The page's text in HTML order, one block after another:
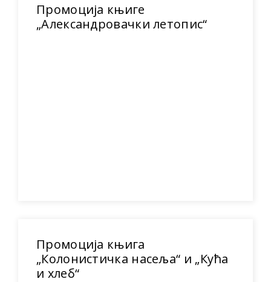
Промоција књиге
„Александровачки летопис“
Промоција књига
„Колонистичка насеља“ и „Кућа
и хлеб“